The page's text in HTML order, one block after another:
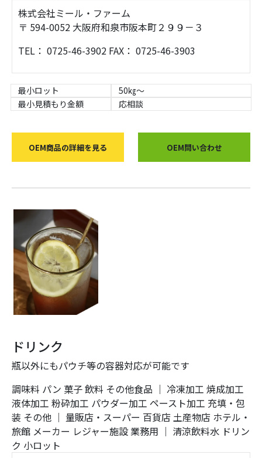
株式会社ミール・ファーム
〒 594-0052 大阪府和泉市阪本町２９９－３
TEL： 0725-46-3902 FAX： 0725-46-3903
最小ロット
50㎏～
最小見積もり金額
応相談
OEM商品の詳細を見る OEM問い合わせ
ドリンク
瓶以外にもパウチ等の容器対応が可能です
調味料 パン 菓子飲料 その他食品 ｜ 冷凍加工 焼成加工
液体加工 粉砕加工 パウダー加工 ペースト加工 充填・包
装 その他 ｜ 量販店・スーパー 百貨店土産物店 ホテル・
旅館 メーカー レジャー施設業務用 ｜ 清涼飲料水 ドリン
ク 小ロット